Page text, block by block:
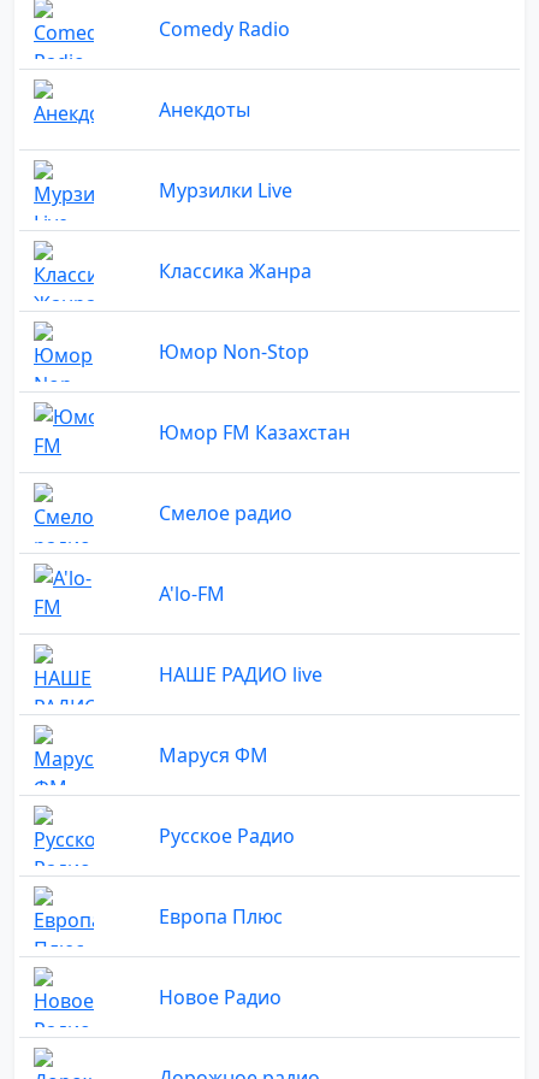
Comedy Radio
Анекдоты
Мурзилки Live
Классика Жанра
Юмор Non-Stop
Юмор FM Казахстан
Смелое радио
A'lo-FM
НАШЕ РАДИО live
Маруся ФМ
Русское Радио
Европа Плюс
Новое Радио